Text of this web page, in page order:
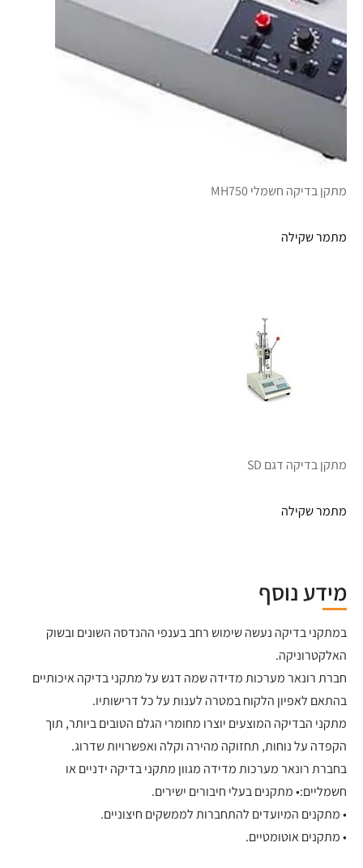
מתקן בדיקה חשמלי MH750
מתמר שקילה
מתקן בדיקה דגם SD
מתמר שקילה
מידע נוסף
במתקני בדיקה נעשה שימוש רחב בענפי ההנדסה השונים ובשוק
האלקטרוניקה.
חברת רונאר מערכות מדידה שמה דגש על מתקני בדיקה איכותיים
בהתאם לאפיון הלקוח במטרה לענות על כל דרישותיו.
מתקני הבדיקה המוצעים יוצרו מחומרי הגלם הטובים ביותר, תוך
הקפדה על נוחות, תחזוקה מהירה וקלה ואפשרויות שדרוג.
בחברת רונאר מערכות מדידה מגוון מתקני בדיקה ידניים או
חשמליים:• מתקנים בעלי חיבורים ישירים.
• מתקנים המיועדים להתחברות לממשקים חיצוניים.
• מתקנים אוטומטיים.